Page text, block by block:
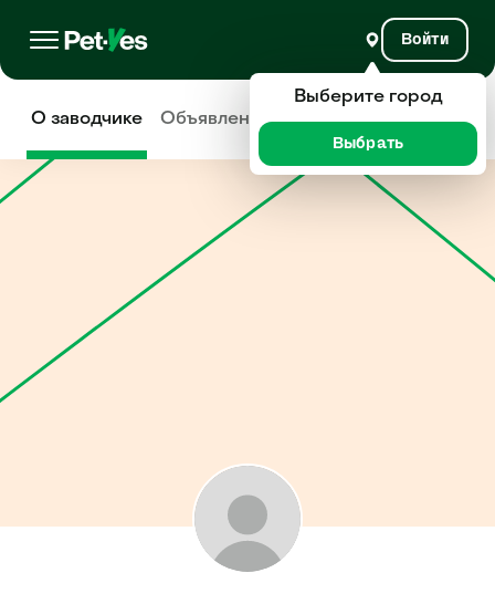
Войти
О заводчике Объявления Отзывы
Выберите город
Выбрать